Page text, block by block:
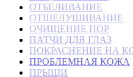
ОТБЕЛИВАНИЕ
ОТШЕЛУШИВАНИЕ
ОЧИЩЕНИЕ ПОР
ПАТЧИ ДЛЯ ГЛАЗ
ПОКРАСНЕНИЕ НА
ПРОБЛЕМНАЯ КОЖА
ПРЫЩИ